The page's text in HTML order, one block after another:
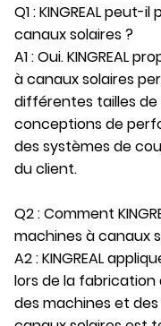
Q1 : KINGREAL
canaux solaires ?
A1 : Oui. KINGREAL
à canaux solaires
différentes tailles de
conceptions de
des systèmes de
du client.
Q2 : Comment
machines à canaux
A2 : KINGREAL
lors de la fabrication
des machines et